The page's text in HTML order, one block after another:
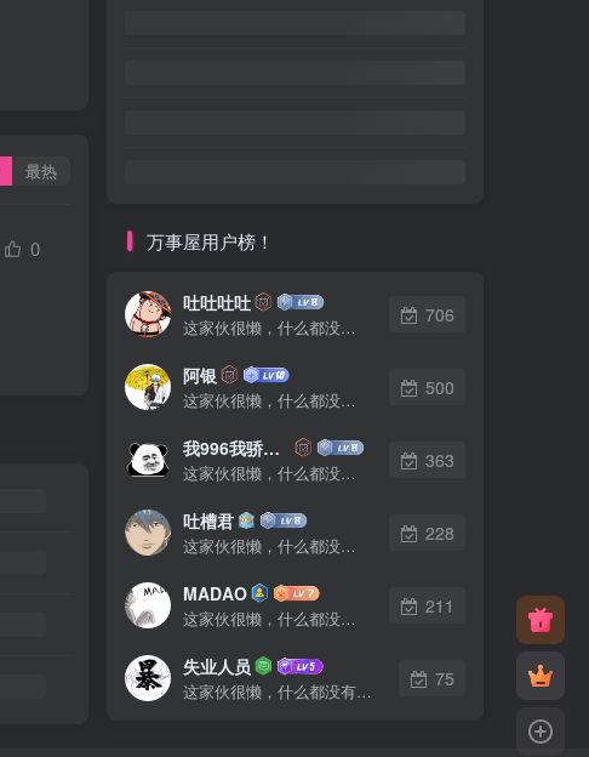
最热
0 万事屋用户榜！
吐吐吐吐
这家伙很懒，什么都没有写...
706
阿银
这家伙很懒，什么都没有写...
500
我996我骄傲了么
这家伙很懒，什么都没有写...
363
吐槽君
这家伙很懒，什么都没有写...
228
MADAO
这家伙很懒，什么都没有写...
211
失业人员
这家伙很懒，什么都没有写...
75